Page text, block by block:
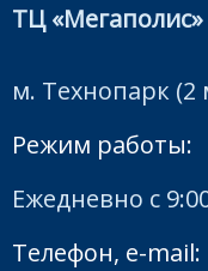
ТЦ «Мегаполис»
м. Технопарк
Режим работы:
Ежедневно с
Телефон, e-mail: